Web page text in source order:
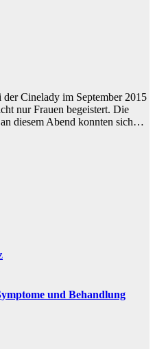
Cinelady im September 2015
nur Frauen begeistert. Die
diesem Abend konnten sich…
und Behandlung